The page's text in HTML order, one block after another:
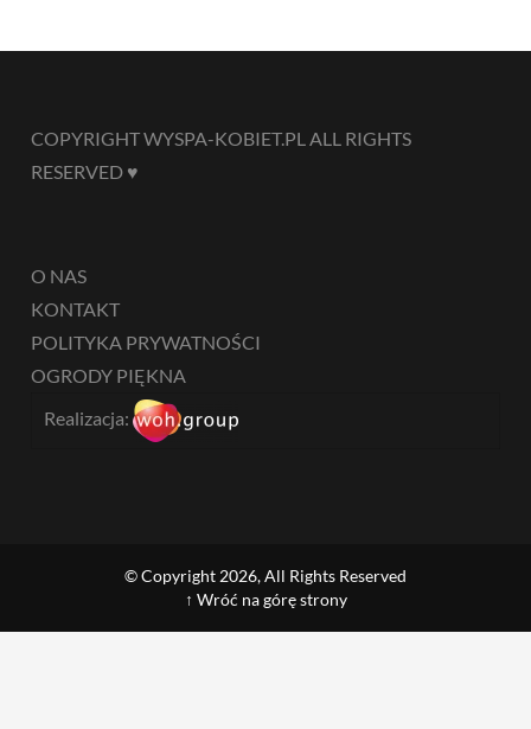
COPYRIGHT WYSPA-KOBIET.PL ALL RIGHTS
RESERVED ♥
O NAS
KONTAKT
POLITYKA PRYWATNOŚCI
OGRODY PIĘKNA
Realizacja:
© Copyright 2026, All Rights Reserved
↑ Wróć na górę strony